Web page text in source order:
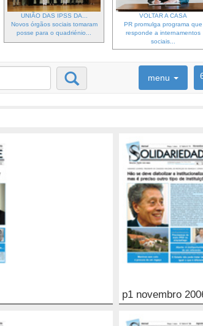
UNIÃO DAS IPSS DA...
Novos órgãos sociais tomaram
posse para o quadriénio...
VOLTAR A CASA
PR promulga programa que
responde a internamentos
sociais...
menu
p1 novembro